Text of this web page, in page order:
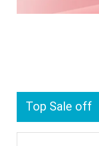
Top Sale off